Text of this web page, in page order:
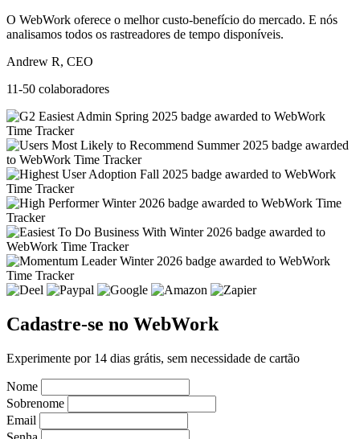
O WebWork oferece o melhor custo-benefício do mercado. E nós
analisamos todos os rastreadores de tempo disponíveis.
Andrew R, CEO
11-50 colaboradores
Cadastre-se no WebWork
Experimente por 14 dias grátis, sem necessidade de cartão
Nome
Sobrenome
Email